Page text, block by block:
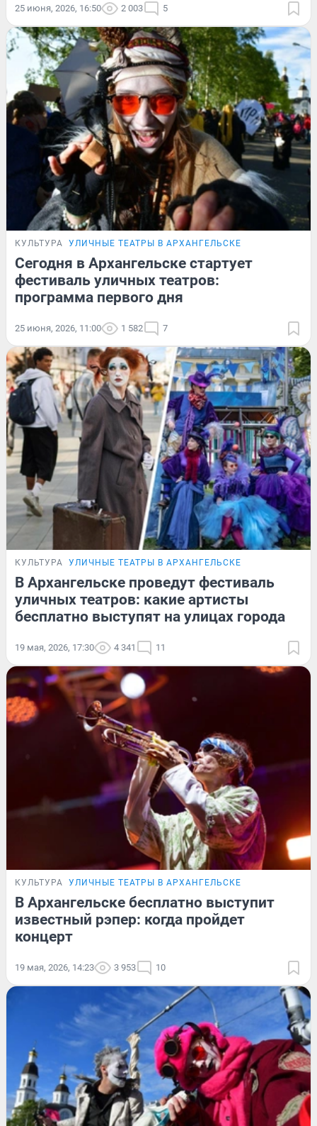
25 июня, 2026, 16:50 2 003 5
КУЛЬТУРА УЛИЧНЫЕ ТЕАТРЫ В АРХАНГЕЛЬСКЕ
Сегодня в Архангельске стартует
фестиваль уличных театров:
программа первого дня
25 июня, 2026, 11:00 1 582 7
КУЛЬТУРА УЛИЧНЫЕ ТЕАТРЫ В АРХАНГЕЛЬСКЕ
В Архангельске проведут фестиваль
уличных театров: какие артисты
бесплатно выступят на улицах города
19 мая, 2026, 17:30 4 341 11
КУЛЬТУРА УЛИЧНЫЕ ТЕАТРЫ В АРХАНГЕЛЬСКЕ
В Архангельске бесплатно выступит
известный рэпер: когда пройдет
концерт
19 мая, 2026, 14:23 3 953 10